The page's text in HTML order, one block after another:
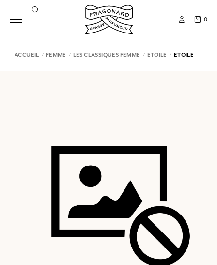
0
ACCUEIL FEMME LES CLASSIQUES FEMME ETOILE ETOILE